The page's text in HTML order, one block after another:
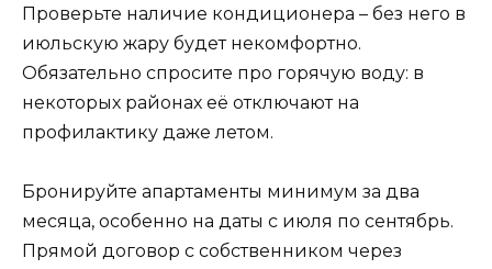
Проверьте наличие кондиционера – без него в
июльскую жару будет некомфортно.
Обязательно спросите про горячую воду: в
некоторых районах её отключают на
профилактику даже летом.
Бронируйте апартаменты минимум за два
месяца, особенно на даты с июля по сентябрь.
Прямой договор с собственником через